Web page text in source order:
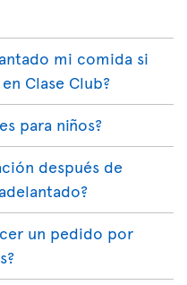
mi comida si
Clase Club?
para niños?
después de
un pedido por